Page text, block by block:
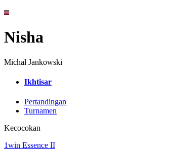
Nisha
Michał Jankowski
Ikhtisar
Pertandingan
Turnamen
Kecocokan
1win Essence II